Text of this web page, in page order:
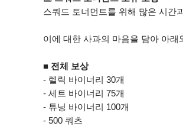
스쿼드 토너먼트를 위해 많은 시간
이에 대한 사과의 마음을 담아 아
■ 전체 보상
- 렐릭 바이너리 30개
- 세트 바이너리 75개
- 튜닝 바이너리 100개
- 500 쿼츠